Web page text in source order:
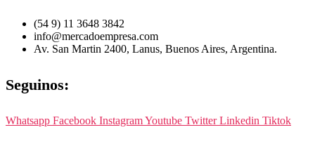
(54 9) 11 3648 3842
info@mercadoempresa.com
Av. San Martin 2400, Lanus, Buenos Aires, Argentina.
Seguinos:
Whatsapp Facebook InstagramYoutube Twitter Linkedin Tiktok